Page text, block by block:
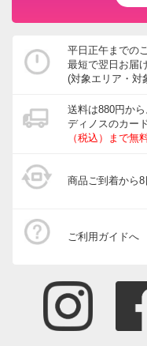
平日正午までの
最短で翌日お届
(対象エリア・対
送料は880円から
ディノスのカー
（税込）まで無
商品ご到着から
ご利用ガイドへ